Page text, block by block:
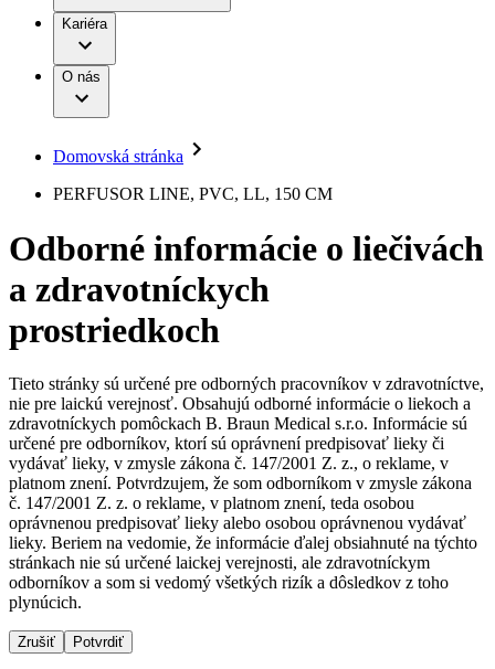
Terapie
Kontinencia a urológia
Liečba bolesti
Miniinvazívna chirurgia
Nutričná terapia
Onkológia
Ortopédia
Prevencia a kontrola infekcií
Spinálna chirurgia
Starostlivosť o rany
Uzatváranie rán
Riešenia
Terapie
B. Braun Avitum
Ochorenia
Služby pre pacientov
Dialyzačné strediská
B. Braun Avitum poskytuje kvalitnú dialyzačnú starostlivosť
vo všetkých svojich strediskách na Slovensku. Viac
informácií nájdete na stránke jednotlivých stredísk.
Práca a kariéra
Naša kultúra
Vaša príležitosť
Nájdite si prácu u nás​
Objavte svoje kariérne príležitosti ​v B. Braun. Vyhľadajte náš
trh práce​ pre zaujímavé pozície na Slovensku.​
Zodpovednosť
Médiá
Tlačové správy
Kontakt
Kontaktný formulár
Spoločnosť
Médiá
Kontakt
Kariéra
O nás
Domovská stránka
PERFUSOR LINE, PVC, LL, 150 CM
Odborné informácie o liečivách
a zdravotníckych
prostriedkoch
Tieto stránky sú určené pre odborných pracovníkov v zdravotníctve,
nie pre laickú verejnosť. Obsahujú odborné informácie o liekoch a
zdravotníckych pomôckach B. Braun Medical s.r.o. Informácie sú
určené pre odborníkov, ktorí sú oprávnení predpisovať lieky či
vydávať lieky, v zmysle zákona č. 147/2001 Z. z., o reklame, v
platnom znení. Potvrdzujem, že som odborníkom v zmysle zákona
č. 147/2001 Z. z. o reklame, v platnom znení, teda osobou
oprávnenou predpisovať lieky alebo osobou oprávnenou vydávať
lieky. Beriem na vedomie, že informácie ďalej obsiahnuté na týchto
stránkach nie sú určené laickej verejnosti, ale zdravotníckym
odborníkov a som si vedomý všetkých rizík a dôsledkov z toho
plynúcich.
Zrušiť Potvrdiť